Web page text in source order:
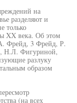
на
разделяют и
только
XX века. Об этом
Фрейд, 3 Фрейд, Р.
Н.Л. Фигуриной,
разлуку
образом
(на всех